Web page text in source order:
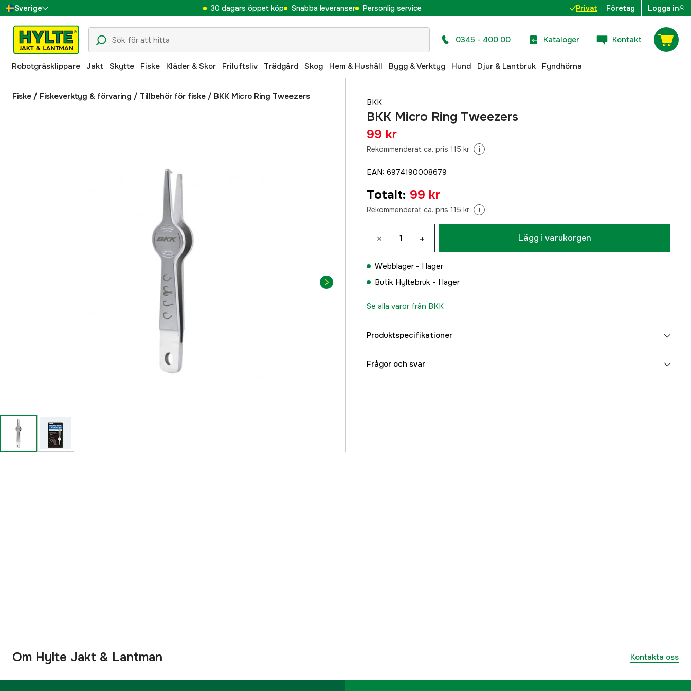
Sverige
Danmark
Suomi
Norge
Deutschland
30 dagars öppet köp Snabba leveranser Personlig service Privat Företag Logga in
0345 - 400 00 Kataloger Kontakt
Robotgräsklippare Jakt Skytte Fiske Kläder & Skor Friluftsliv Trädgård Skog Hem & Hushåll Bygg & Verktyg Hund Djur & Lantbruk Fyndhörna
Fiske / Fiskeverktyg & förvaring / Tillbehör för fiske / BKK Micro Ring Tweezers
BKK
BKK Micro Ring Tweezers
99 kr
Rekommenderat ca. pris 115 kr i
EAN: 6974190008679
Totalt: 99 kr
Rekommenderat ca. pris 115 kr i
× + Lägg i varukorgen
Webblager - I lager
Butik Hyltebruk - I lager
Se alla varor från BKK
Produktspecifikationer
Referensnummer
Frågor och svar
Om Hylte Jakt & Lantman Kontakta oss